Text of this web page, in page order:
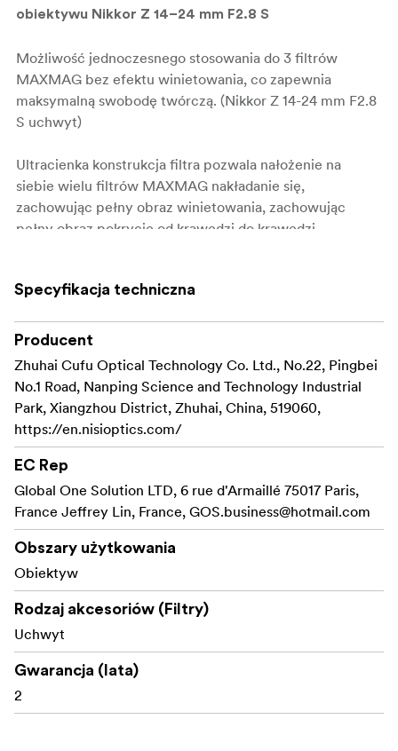
obiektywu Nikkor Z 14–24 mm F2.8 S
Możliwość jednoczesnego stosowania do 3 filtrów
MAXMAG bez efektu winietowania, co zapewnia
maksymalną swobodę twórczą. (Nikkor Z 14-24 mm F2.8
S uchwyt)
Ultracienka konstrukcja filtra pozwala nałożenie na
siebie wielu filtrów MAXMAG nakładanie się,
zachowując pełny obraz winietowania, zachowując
pełny obraz pokrycie od krawędzi do krawędzi.
kadruZaprojektowany z myślą o zachowaniu
ultraszerokokątnych.
Śmiało łącz filtry. Dostosuj ekspozycję, kontroluj
odbicia
i daj upust swojej kreatywności bez uszczerbku dla
kadru.
Magnetyczna prędkość i Stability
konstrukcja systemuumożliwia szybką wymianę filtrów,
aopatentowany mechanizm blokującyzapewnia
stabilny montaż, zapobiegającprzypadkowemu
wypadnięciu podczas użytkowania.
JetMag Pro łączy w sobie magnetycznymechanizm z
bezpieczną funkcją blokady.Ten podwójny
system
idemontować filtry za pomocą prostego
obrotu,zapewniając jednocześnie, że filtry pozostają
swoim miejscu nawet w
trudnych warunkach.
Specyfikacja techniczna
Producent
Zhuhai Cufu Optical Technology Co. Ltd., No.22, Pingbei
No.1 Road, Nanping Science and Technology Industrial
Park, Xiangzhou District, Zhuhai, China, 519060,
https://en.nisioptics.com/
EC Rep
Global One Solution LTD, 6 rue d'Armaillé 75017 Paris,
France Jeffrey Lin, France, GOS.business@hotmail.com
Obszary użytkowania
Obiektyw
Rodzaj akcesoriów (Filtry)
Uchwyt
Gwarancja (lata)
2